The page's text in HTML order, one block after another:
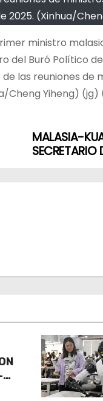
2025. (Xinhua/
ministro
del Buró Político
las reuniones de
Cheng Yiheng)
MALASIA-
SECRETARIO